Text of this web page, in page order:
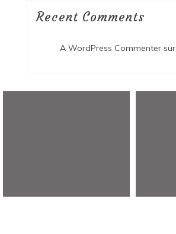
Recent Comments
A WordPress Commentersur